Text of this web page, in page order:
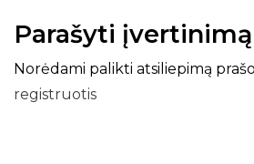
Parašyti įvertinimą
Norėdami palikti atsiliepimą
registruotis